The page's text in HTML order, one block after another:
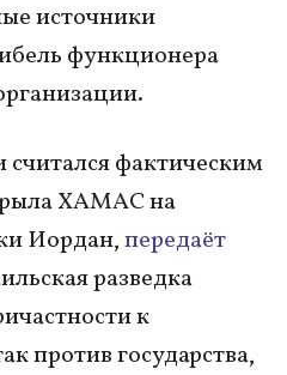
источники
функционера
фактическим
ХАМАС на
Иордан,передаёт
разведка
к
против государства,